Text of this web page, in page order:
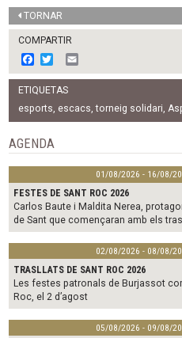
TORNAR
COMPARTIR
F
a
c
e
b
o
o
k
w
i
t
t
e
m
a
l
ETIQUETAS
esports, escacs,torneig solidari,
AGENDA
01/08/2026 - 16/08/
FESTES DE SANT ROC 2026
Carlos Baute i Maldita Nerea,
de Sant que començaran amb els
02/08/2026 - 08/08/
TRASLLATS DE SANT ROC 2026
Les festes patronals de Burjassot
Roc, el 2 d’agost
05/08/2026 - 09/08/